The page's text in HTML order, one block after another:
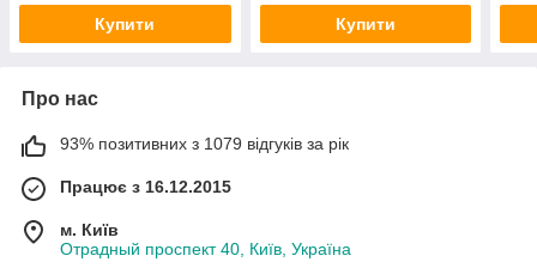
Купити Купити
Про нас
93% позитивних з 1079 відгуків за рік
Працює з 16.12.2015
м. Київ
Отрадный проспект 40, Київ, Україна